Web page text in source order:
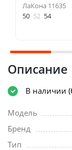
ЛаКона 11635
50 52 54
Описание
В наличии
Модель
Бренд
Тип